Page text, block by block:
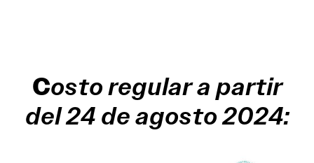
Costo regular a partir
del 24 de agosto 2024: